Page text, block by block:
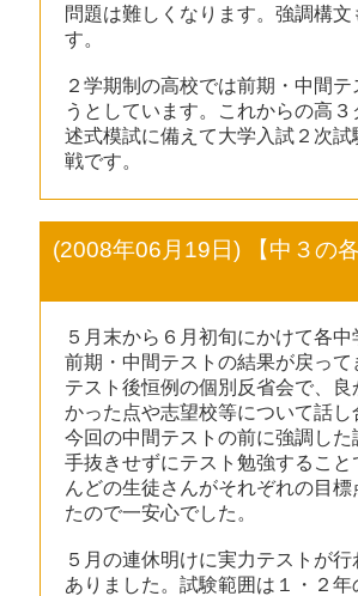
問題は難しくなります。強調構文
す。
２学期制の高校では前期・中間テ
うとしています。これからの高
述式模試に備えて大学入試２次試
戦です。
(2008年06月19日) 【中３の各
５月末から６月初旬にかけて各中
前期・中間テストの結果が戻って
テスト後恒例の個別反省会で、良
かった点や志望校等について話し
今回の中間テストの前に強調した
手抜きせずにテスト勉強すること
んどの生徒さんがそれぞれの目標
たので一安心でした。
５月の連休明けに実力テストが
ありました。試験範囲は１・２年